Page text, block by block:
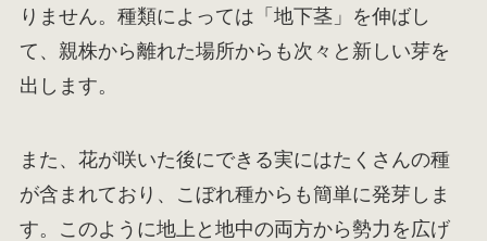
りません。種類によっては「地下茎」を伸ばし
て、親株から離れた場所からも次々と新しい芽を
出します。
また、花が咲いた後にできる実にはたくさんの種
が含まれており、こぼれ種からも簡単に発芽しま
す。このように地上と地中の両方から勢力を広げ